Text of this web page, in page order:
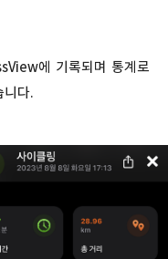
에 기록되며 통계로
다.